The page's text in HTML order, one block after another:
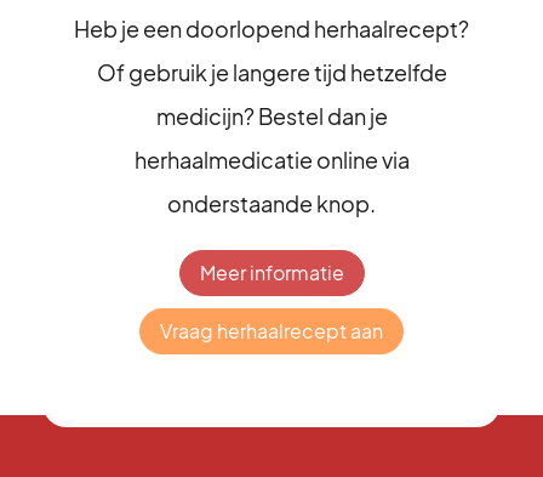
Heb je een doorlopend herhaalrecept?
Of gebruik je langere tijd hetzelfde
medicijn? Bestel dan je
herhaalmedicatie online via
onderstaande knop.
Meer informatie
Vraag herhaalrecept aan